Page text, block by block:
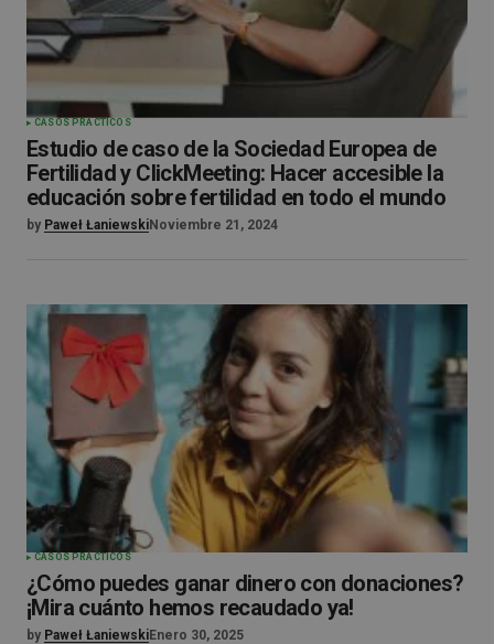
CASOS PRÁCTICOS
Estudio de caso de la Sociedad Europea de
Fertilidad y ClickMeeting: Hacer accesible la
educación sobre fertilidad en todo el mundo
by Paweł ŁaniewskiNoviembre 21, 2024
CASOS PRÁCTICOS
¿Cómo puedes ganar dinero con donaciones?
¡Mira cuánto hemos recaudado ya!
by Paweł ŁaniewskiEnero 30, 2025